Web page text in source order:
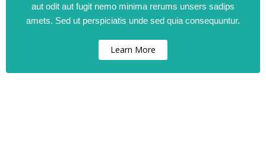
aut odit aut fugit nemo minima rerums unsers sadips
amets. Sed ut perspiciatis unde sed quia consequuntur.
Learn More